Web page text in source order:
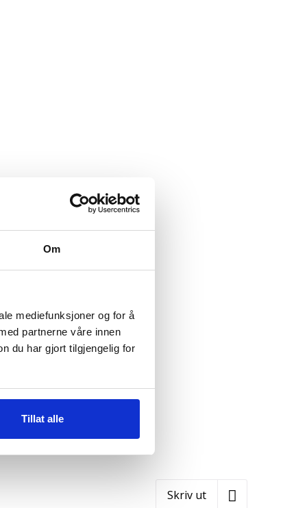
Om
mediefunksjoner og for å
partnerne våre innen
du har gjort tilgjengelig for
Tillat alle
Skriv ut